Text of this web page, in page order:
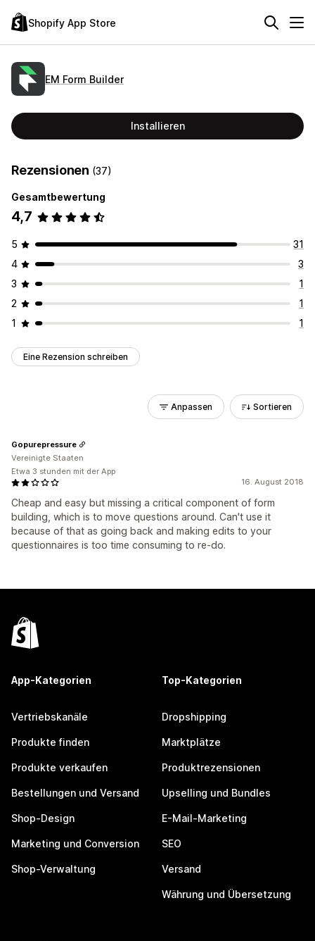
Shopify App Store
EM Form Builder
Installieren
Rezensionen (37)
Gesamtbewertung
4,7
5
31
4
3
3
1
2
1
1
1
Eine Rezension schreiben
Anpassen Sortieren
16. August 2018
Cheap and easy but missing a critical component of form
building, which is to move questions around. Can't use it
because of that as going back and making edits to your
questionnaires is too time consuming to re-do.
Gopurepressure
Vereinigte Staaten
Etwa 3 stunden mit der App
App-Kategorien
Vertriebskanäle
Produkte finden
Produkte verkaufen
Bestellungen und Versand
Shop-Design
Marketing und Conversion
Shop-Verwaltung
Top-Kategorien
Dropshipping
Marktplätze
Produktrezensionen
Upselling und Bundles
E-Mail-Marketing
SEO
Versand
Währung und Übersetzung